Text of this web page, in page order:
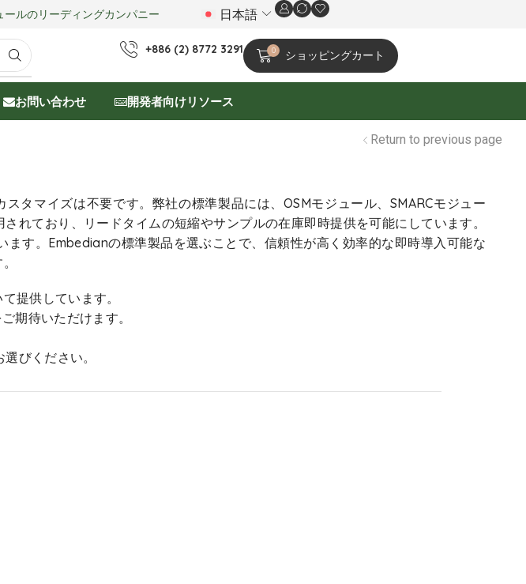
ルのリーディングカンパニー 日本語
+886 (2) 8772 3291 0 ショッピングカート
お問い合わせ 開発者向けリソース
Return to previous page
タマイズは不要です。弊社の標準製品には、OSMモジュール、SMARCモジュー
れており、リードタイムの短縮やサンプルの在庫即時提供を可能にしています。
す。Embedianの標準製品を選ぶことで、信頼性が高く効率的な即時導入可能な
提供しています。
期待いただけます。
びください。